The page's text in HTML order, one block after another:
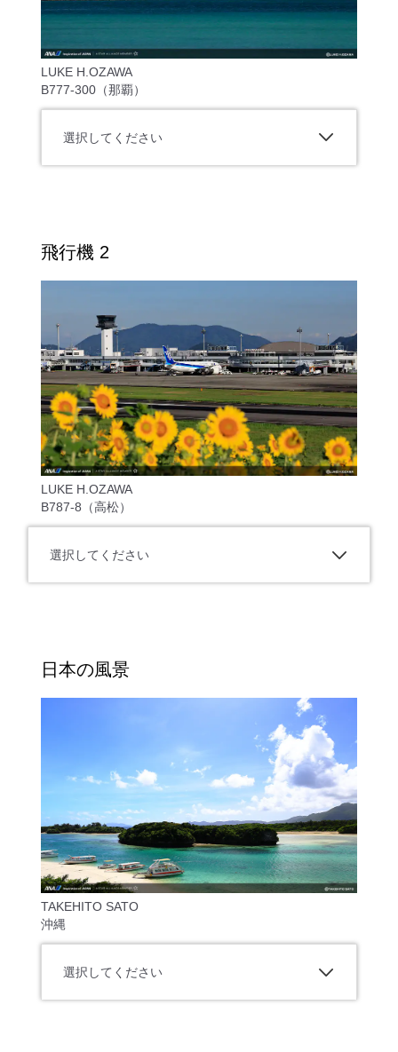
LUKE H.OZAWA
B777-300（那覇）
選択してください
飛行機 2
LUKE H.OZAWA
B787-8（高松）
選択してください
日本の風景
TAKEHITO SATO
沖縄
選択してください